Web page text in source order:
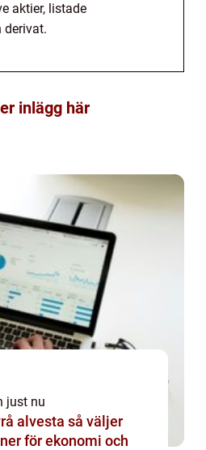
aktier, listade
derivat.
inlägg här
just nu
så väljer
för ekonomi och